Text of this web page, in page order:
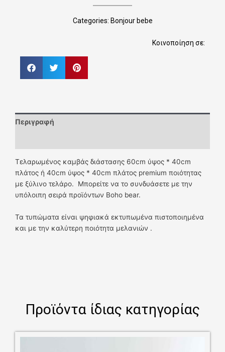
Categories: Bonjour bebe
Κοινοποίηση σε:
Περιγραφή
Τελαρωμένος καμβάς διάστασης 60cm ύψος * 40cm
πλάτος ή 40cm ύψος * 40cm πλάτος premium ποιότητας
με ξύλινο τελάρο. Μπορείτε να το συνδυάσετε με την
υπόλοιπη σειρά προϊόντων Boho bear.
Τα τυπώματα είναι ψηφιακά εκτυπωμένα πιστοποιημένα
και με την καλύτερη ποιότητα μελανιών .
Προϊόντα ίδιας κατηγορίας